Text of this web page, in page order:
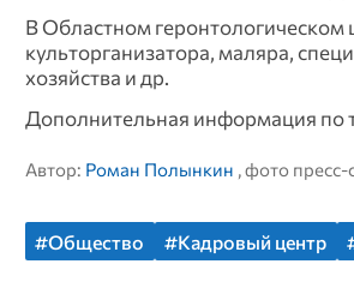
В Областном геронтологическом
культорганизатора, маляра,
хозяйства и др.
Дополнительная информация по
Автор: Роман Полынкин , фото
#Общество #Кадровый центр